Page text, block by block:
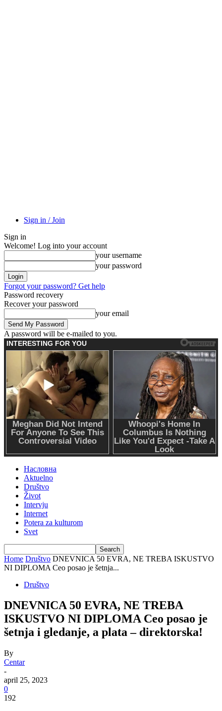
Sign in / Join
Sign in
Welcome! Log into your account
your username
your password
Forgot your password? Get help
Password recovery
Recover your password
your email
A password will be e-mailed to you.
Насловна
Aktuelno
Društvo
Život
Intervju
Internet
Potera za kulturom
Svet
Home Društvo DNEVNICA 50 EVRA, NE TREBA ISKUSTVO
NI DIPLOMA Ceo posao je šetnja...
Društvo
DNEVNICA 50 EVRA, NE TREBA
ISKUSTVO NI DIPLOMA Ceo posao je
šetnja i gledanje, a plata – direktorska!
By
Centar
-
april 25, 2023
0
192